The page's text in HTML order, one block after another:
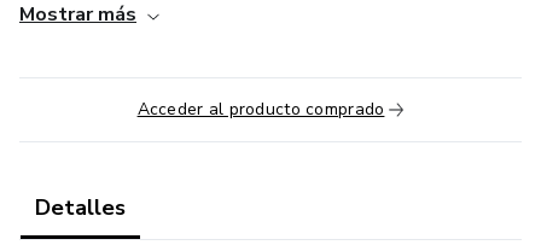
✨ Romper patrones de pensamiento negativos que te
frenan.
✨ Cultivar la autoconfianza y la paz interior.
Mostrar más
Acceder al producto comprado
Detalles